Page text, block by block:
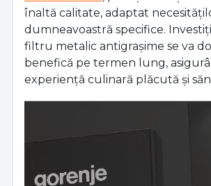
înaltă calitate, adaptat
dumneavoastră specifice.
filtru metalic antigrașime se va
benefică pe termen lung,
experiență culinară plăcută și